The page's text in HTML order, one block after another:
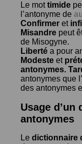
Le mottimide
l’antonyme de
Confirmer et
Misandre peut
de Misogyne.
Liberté a pour
Modeste et
antonymes.
antonymes que
des antonymes
Usage
antonymes
Le dictionnaire